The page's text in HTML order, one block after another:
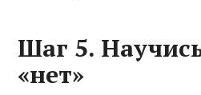
Шаг 5.
«нет»